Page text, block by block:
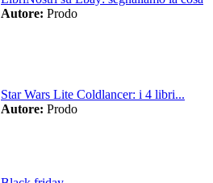
Autore: Prodo
Star Wars Lite Coldlancer: i 4 libri...
Autore: Prodo